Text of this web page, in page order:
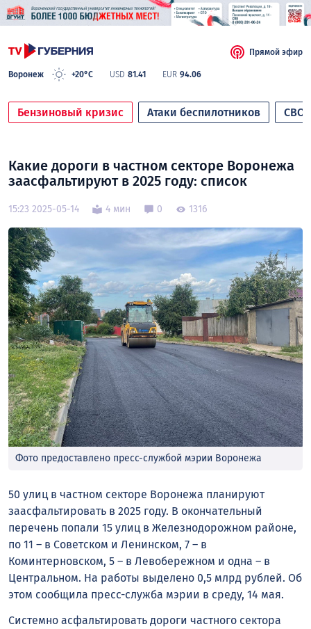
Воронеж +20°C USD 81.41 EUR 94.06
Прямой эфир
Бензиновый кризис Атаки беспилотников СВО
Какие дороги в частном секторе Воронежа
заасфальтируют в 2025 году: список
15:23 2025-05-14 4 мин 0 1316
Фото предоставлено пресс-службой мэрии Воронежа
50 улиц в частном секторе Воронежа планируют
заасфальтировать в 2025 году. В окончательный
перечень попали 15 улиц в Железнодорожном районе,
по 11 – в Советском и Ленинском, 7 – в
Коминтерновском, 5 – в Левобережном и одна – в
Центральном. На работы выделено 0,5 млрд рублей. Об
этом сообщила пресс-служба мэрии в среду, 14 мая.
Системно асфальтировать дороги частного сектора